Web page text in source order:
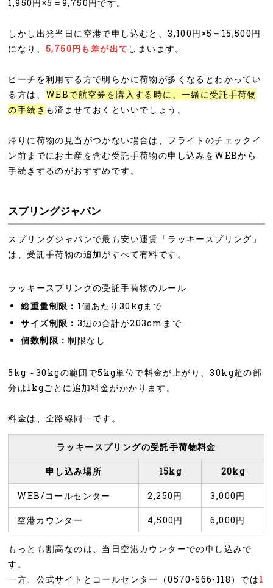
1,950円×5＝9,750円です。
しかし出発当日に空港で申し込むと、3,100円×5＝15,500円
になり、5,750円も差が出て しまいます。
ピーチを利用する方で明らかに荷物が多くなるとわかってい
る方は、WEBで航空券を購入する時に、一緒に受託手荷物
の手続き も済ませておくといいでしょう。
帰りに荷物の見当がつかない場合は、フライトのチェックイ
ン前までにお土産を含む受託手荷物の申し込みをWEBから
手続きするのがおすすめです。
スプリングジャパン
スプリングジャパンで最も安い運賃「ラッキースプリング」
は、受託手荷物の追加がすべて有料です。
ラッキースプリングの受託手荷物のルール
総重量制限： 1個あたり30kgまで
サイズ制限： 3辺の合計が203cmまで
個数制限：制限なし
5kg～30kgの範囲で5kg単位で料金が上がり、30kg超の部
分は1kgごとに追加料金がかかります。
料金は、全路線同一です。
ラッキースプリングの受託手荷物料金
申し込み場所 15kg 20kg
WEB/コールセンター 2,250円 3,000円
空港カウンター 4,500円 6,000円
もっとも割高なのは、当日空港カウンターでの申し込みで
す。
一方、公式サイトとコールセンター（0570-666-118）では1